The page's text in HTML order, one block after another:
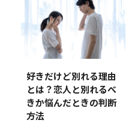
好きだけど別れる理由
とは？恋人と別れるべ
きか悩んだときの判断
方法